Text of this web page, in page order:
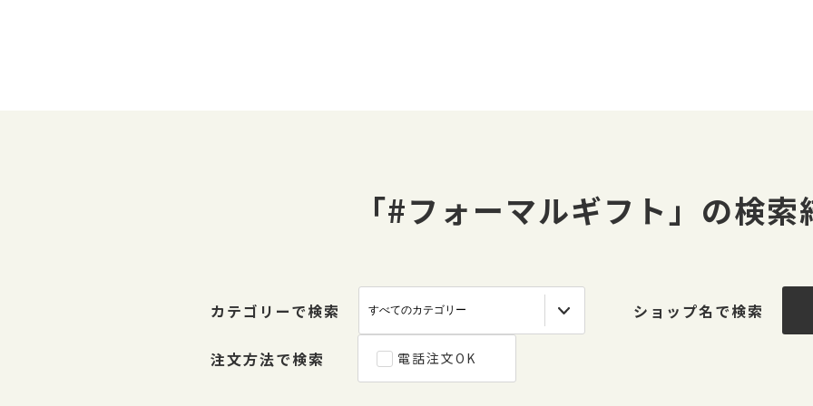
「#フォーマルギフト」の検索
カテゴリーで検索 ショップ名で検索
注文方法で検索 電話注文OK